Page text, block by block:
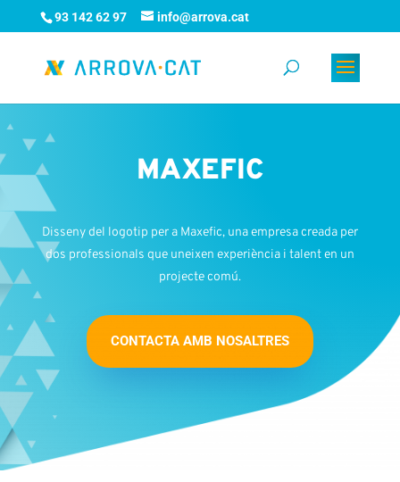
93 142 62 97 info@arrova.cat
MAXEFIC
Disseny del logotip per a Maxefic, una empresa creada per
dos professionals que uneixen experiència i talent en un
projecte comú.
CONTACTA AMB NOSALTRES